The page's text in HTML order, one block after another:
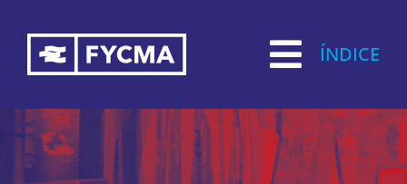
contenido
ÍNDICE